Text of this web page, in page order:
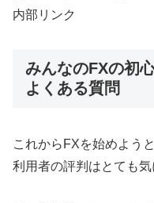
内部リンク
みんなのFXの初
よくある質問
これからFXを始めよう
利用者の評判はとても気